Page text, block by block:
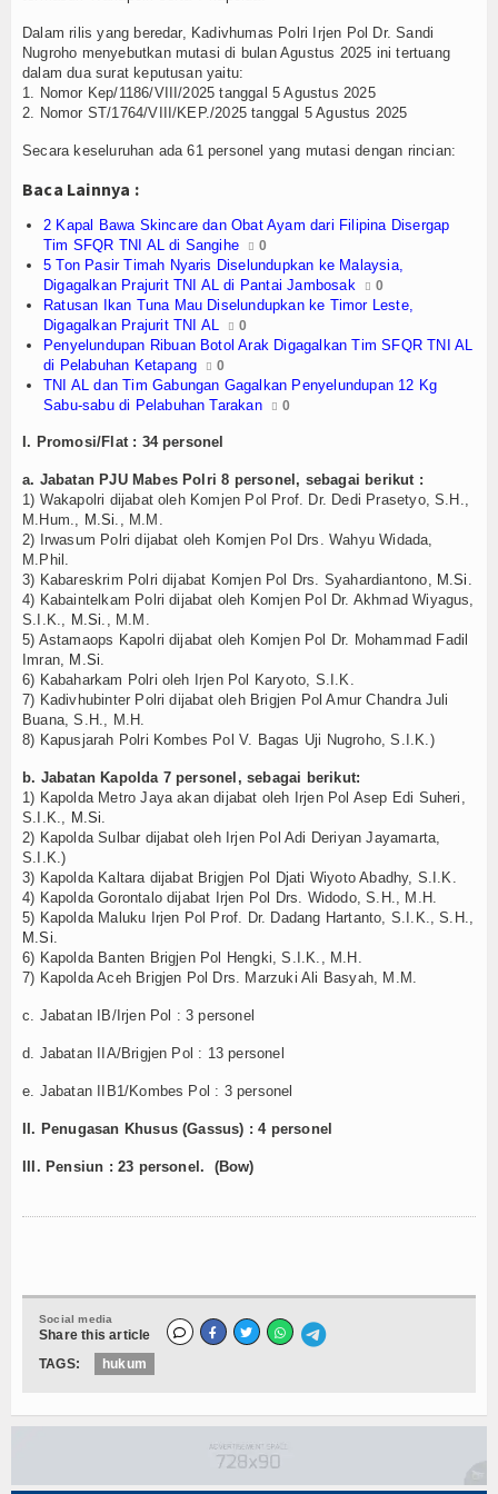
Perhubungan
Religi
Opini
Pelabuhan
Politik
Seni & Budaya
Sorot
Tauziah
Tokoh
Wisata
TV
Channel
Dalam rilis yang beredar, Kadivhumas Polri Irjen Pol Dr. Sandi
Nugroho menyebutkan mutasi di bulan Agustus 2025 ini tertuang
dalam dua surat keputusan yaitu:
1. Nomor Kep/1186/VIII/2025 tanggal 5 Agustus 2025
2. Nomor ST/1764/VIII/KEP./2025 tanggal 5 Agustus 2025
Secara keseluruhan ada 61 personel yang mutasi dengan rincian:
Baca Lainnya :
2 Kapal Bawa Skincare dan Obat Ayam dari Filipina Disergap
Tim SFQR TNI AL di Sangihe
0
5 Ton Pasir Timah Nyaris Diselundupkan ke Malaysia,
Digagalkan Prajurit TNI AL di Pantai Jambosak
0
Ratusan Ikan Tuna Mau Diselundupkan ke Timor Leste,
Digagalkan Prajurit TNI AL
0
Penyelundupan Ribuan Botol Arak Digagalkan Tim SFQR TNI AL
di Pelabuhan Ketapang
0
TNI AL dan Tim Gabungan Gagalkan Penyelundupan 12 Kg
Sabu-sabu di Pelabuhan Tarakan
0
I. Promosi/Flat : 34 personel
a. Jabatan PJU Mabes Polri 8 personel, sebagai berikut :
1) Wakapolri dijabat oleh Komjen Pol Prof. Dr. Dedi Prasetyo, S.H.,
M.Hum., M.Si., M.M.
2) Irwasum Polri dijabat oleh Komjen Pol Drs. Wahyu Widada,
M.Phil.
3) Kabareskrim Polri dijabat Komjen Pol Drs. Syahardiantono, M.Si .
4) Kabaintelkam Polri dijabat oleh Komjen Pol Dr. Akhmad Wiyagus,
S.I.K., M.Si., M.M.
5) Astamaops Kapolri dijabat oleh Komjen Pol Dr. Mohammad Fadil
Imran, M.Si.
6) Kabaharkam Polri oleh Irjen Pol Karyoto, S.I.K.
7) Kadivhubinter Polri dijabat oleh Brigjen Pol Amur Chandra Juli
Buana, S.H., M.H.
8) Kapusjarah Polri Kombes Pol V. Bagas Uji Nugroho, S.I.K.)
b. Jabatan Kapolda 7 personel, sebagai berikut:
1) Kapolda Metro Jaya akan dijabat oleh Irjen Pol Asep Edi Suheri,
S.I.K., M.Si.
2) Kapolda Sulbar dijabat oleh Irjen Pol Adi Deriyan Jayamarta,
S.I.K.)
3) Kapolda Kaltara dijabat Brigjen Pol Djati Wiyoto Abadhy, S.I.K.
4) Kapolda Gorontalo dijabat Irjen Pol Drs. Widodo, S.H., M.H.
5) Kapolda Maluku Irjen Pol Prof. Dr. Dadang Hartanto, S.I.K., S.H.,
M.Si.
6) Kapolda Banten Brigjen Pol Hengki, S.I.K., M.H.
7) Kapolda Aceh Brigjen Pol Drs. Marzuki Ali Basyah, M.M.
c. Jabatan IB/Irjen Pol : 3 personel
d. Jabatan IIA/Brigjen Pol : 13 personel
e. Jabatan IIB1/Kombes Pol : 3 personel
II. Penugasan Khusus (Gassus) : 4 personel
III. Pensiun : 23 personel. (Bow)
Social media
Share this article
TAGS:
hukum